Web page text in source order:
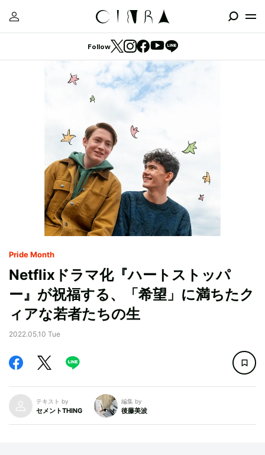
Follow
Pride Month
Netflixドラマ化『ハートストッパ
ー』が祝福する、「希望」に満ちたク
ィアな若者たちの生
2022.05.10 Tue
テキスト by
セメントTHING
編集 by
後藤美波